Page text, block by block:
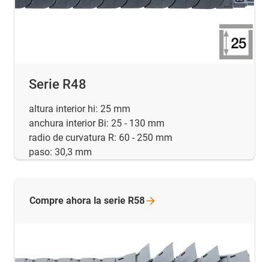
Serie R48
altura interior hi: 25 mm
anchura interior Bi: 25 - 130 mm
radio de curvatura R: 60 - 250 mm
paso: 30,3 mm
Compre ahora la serie R58